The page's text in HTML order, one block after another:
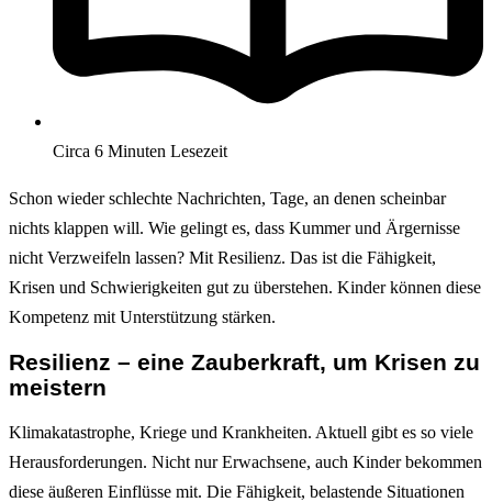
Circa 6 Minuten Lesezeit
Schon wieder schlechte Nachrichten, Tage, an denen scheinbar
nichts klappen will. Wie gelingt es, dass Kummer und Ärgernisse
nicht Verzweifeln lassen? Mit Resilienz. Das ist die Fähigkeit,
Krisen und Schwierigkeiten gut zu überstehen. Kinder können diese
Kompetenz mit Unterstützung stärken.
Resilienz – eine Zauberkraft, um Krisen zu
meistern
Klimakatastrophe, Kriege und Krankheiten. Aktuell gibt es so viele
Herausforderungen. Nicht nur Erwachsene, auch Kinder bekommen
diese äußeren Einflüsse mit. Die Fähigkeit, belastende Situationen